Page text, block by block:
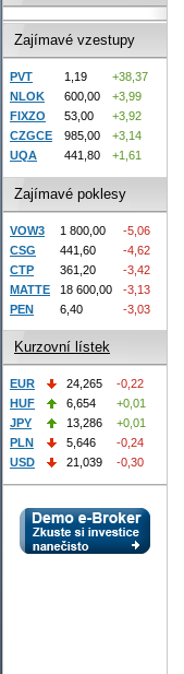
Zajímavé vzestupy
PVT 1,19
+38,37
NLOK
600,00
+3,99
FIXZO
53,00
+3,92
CZGCE
985,00
+3,14
UQA
441,80 +1,61
Zajímavé poklesy
VOW3 1 800,00
-5,06
CSG
441,60
-4,62
CTP
361,20
-3,42
MATTE
18 600,00
-3,13
PEN
6,40 -3,03
Kurzovní lístek
EUR 24,265
-0,22
HUF
6,654
+0,01
JPY
13,286
+0,01
PLN
5,646
-0,24
USD
21,039 -0,30